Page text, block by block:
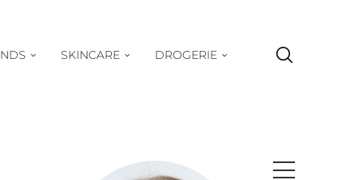
SKINCARE DROGERIE